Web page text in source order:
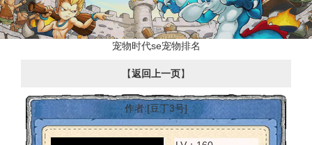
宠物时代se宠物排名
【返回上一页】
作者:[豆丁3号]